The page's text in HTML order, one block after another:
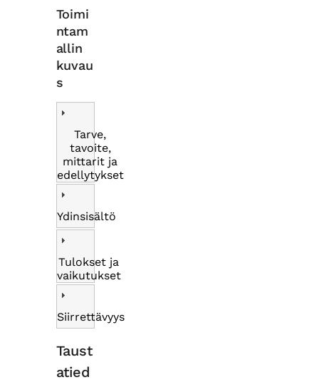
Toimi
ntam
allin
kuvau
s
Tarve,
tavoite,
mittarit ja
edellytykset
Ydinsisältö
Tulokset ja
vaikutukset
Siirrettävyys
Taust
atied